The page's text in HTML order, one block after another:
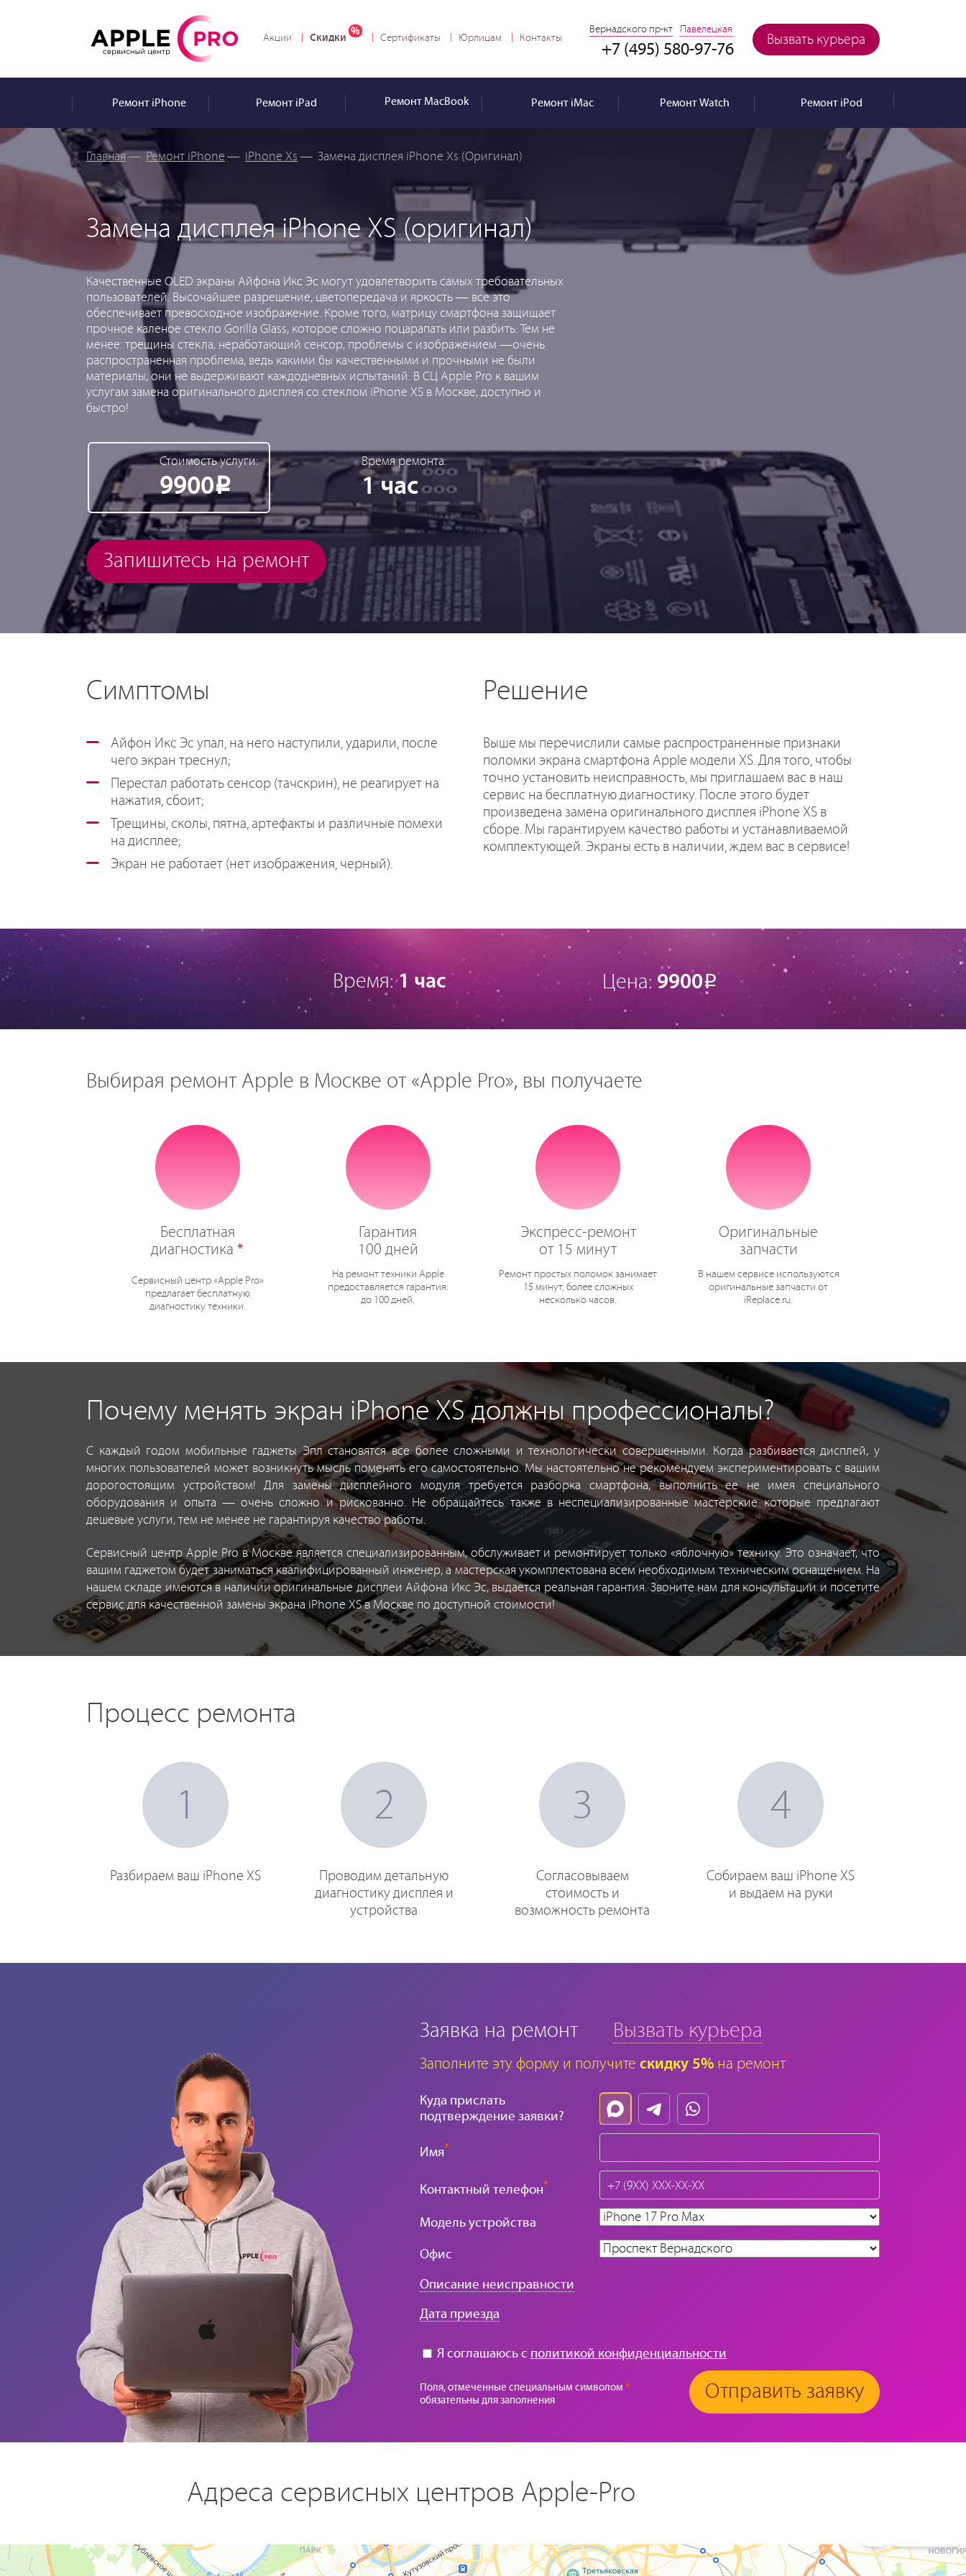
Вызвать курьера
Вернадского пр-кт Павелецкая
+7 (495) 580-97-76
Акции Скидки Сертификаты Юрлицам Контакты
РемонтiPhone РемонтiPad Ремонт MacBook РемонтiMac РемонтWatch РемонтiPod
Главная — Ремонт iPhone — iPhone Xs — Замена дисплея iPhone Xs (Оригинал)
Замена дисплея iPhone XS (оригинал)
Качественные OLED экраны Айфона Икс Эс могут удовлетворить самых требовательных
пользователей. Высочайшее разрешение, цветопередача и яркость — все это
обеспечивает превосходное изображение. Кроме того, матрицу смартфона защищает
прочное каленое стекло Gorilla Glass, которое сложно поцарапать или разбить. Тем не
менее: трещины стекла, неработающий сенсор, проблемы с изображением —очень
распространенная проблема, ведь какими бы качественными и прочными не были
материалы, они не выдерживают каждодневных испытаний. В СЦ Apple Pro к вашим
услугам замена оригинального дисплея со стеклом iPhone XS в Москве, доступно и
быстро!
Стоимость услуги:
9900Р
Время ремонта:
1 час
Запишитесь на ремонт
Симптомы
Айфон Икс Эс упал, на него наступили, ударили, после
чего экран треснул;
Перестал работать сенсор (тачскрин), не реагирует на
нажатия, сбоит;
Трещины, сколы, пятна, артефакты и различные помехи
на дисплее;
Экран не работает (нет изображения, черный).
Решение
Выше мы перечислили самые распространенные признаки
поломки экрана смартфона Apple модели XS. Для того, чтобы
точно установить неисправность, мы приглашаем вас в наш
сервис на бесплатную диагностику. После этого будет
произведена замена оригинального дисплея iPhone XS в
сборе. Мы гарантируем качество работы и устанавливаемой
комплектующей. Экраны есть в наличии, ждем вас в сервисе!
Время:1 час Цена: 9900Р
Выбирая ремонт Apple в Москве от «Apple Pro», вы получаете
Бесплатная
диагностика*
Сервисный центр «Apple Pro»
предлагает бесплатную
диагностику техники.
Гарантия
100 дней
На ремонт техники Apple
предоставляется гарантия:
до 100 дней.
Экспресс-ремонт
от 15 минут
Ремонт простых поломок занимает
15 минут, более сложных
несколько часов.
Оригинальные
запчасти
В нашем сервисе используются
оригинальные запчасти от
iReplace.ru.
Почему менять экран iPhone XS должны профессионалы?
С каждый годом мобильные гаджеты Эпл становятся все более сложными и технологически совершенными. Когда разбивается дисплей, у
многих пользователей может возникнуть мысль поменять его самостоятельно. Мы настоятельно не рекомендуем экспериментировать с вашим
дорогостоящим устройством! Для замены дисплейного модуля требуется разборка смартфона, выполнить ее не имея специального
оборудования и опыта — очень сложно и рискованно. Не обращайтесь также в неспециализированные мастерские которые предлагают
дешевые услуги, тем не менее не гарантируя качество работы.
Сервисный центр Apple Pro в Москве является специализированным, обслуживает и ремонтирует только «яблочную» технику. Это означает, что
вашим гаджетом будет заниматься квалифицированный инженер, а мастерская укомплектована всем необходимым техническим оснащением. На
нашем складе имеются в наличии оригинальные дисплеи Айфона Икс Эс, выдается реальная гарантия. Звоните нам для консультации и посетите
сервис для качественной замены экрана iPhone XS в Москве по доступной стоимости!
Процесс ремонта
1
Разбираем ваш iPhone XS
2
Проводим детальную
диагностику дисплея и
устройства
3
Согласовываем
стоимость и
возможность ремонта
4
Собираем ваш iPhone XS
и выдаем на руки
Заявка на ремонт Вызвать курьера
Заполните эту форму и получите скидку 5% на ремонт*
Куда прислать
подтверждение заявки?
Имя*
Контактный телефон*
Модель устройства
Офис
Описание неисправности
Дата приезда
Я соглашаюсь с политикой конфиденциальности
Поля, отмеченные специальным символом *
обязательны для заполнения
Отправить заявку
Адреса сервисных центров Apple-Pro